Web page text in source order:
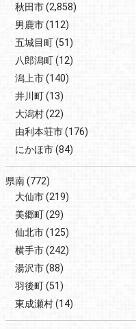
秋田市(2,858)
男鹿市(112)
五城目町(51)
八郎潟町(12)
潟上市(140)
井川町(13)
大潟村(22)
由利本荘市(176)
にかほ市(84)
県南(772)
大仙市(219)
美郷町(29)
仙北市(125)
横手市(242)
湯沢市(88)
羽後町(51)
東成瀬村(14)